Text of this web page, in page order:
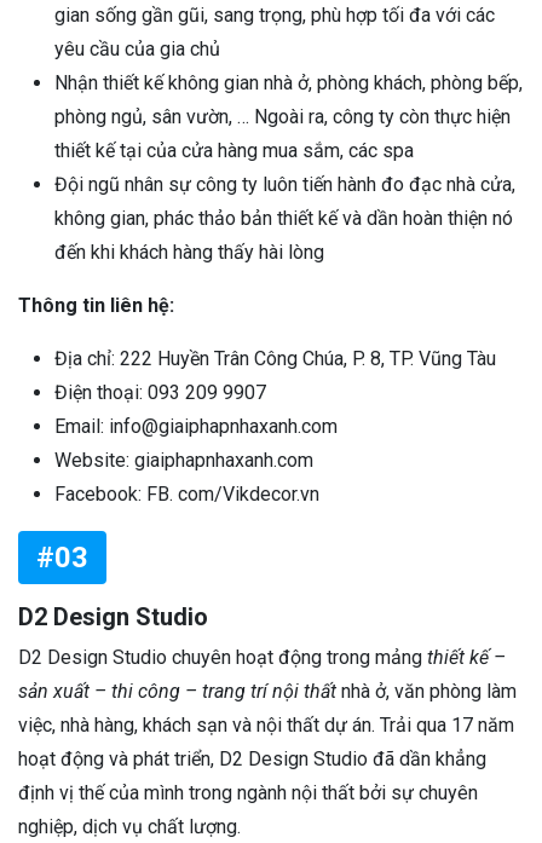
gian sống gần gũi, sang trọng, phù hợp tối đa với các
yêu cầu của gia chủ
Nhận thiết kế không gian nhà ở, phòng khách, phòng bếp,
phòng ngủ, sân vườn, … Ngoài ra, công ty còn thực hiện
thiết kế tại của cửa hàng mua sắm, các spa
Đội ngũ nhân sự công ty luôn tiến hành đo đạc nhà cửa,
không gian, phác thảo bản thiết kế và dần hoàn thiện nó
đến khi khách hàng thấy hài lòng
Thông tin liên hệ:
Địa chỉ: 222 Huyền Trân Công Chúa, P. 8, TP. Vũng Tàu
Điện thoại: 093 209 9907
Email: info@giaiphapnhaxanh.com
Website: giaiphapnhaxanh.com
Facebook: FB. com/Vikdecor.vn
#03
D2 Design Studio
D2 Design Studio chuyên hoạt động trong mảng thiết kế –
sản xuất – thi công – trang trí nội thất nhà ở, văn phòng làm
việc, nhà hàng, khách sạn và nội thất dự án. Trải qua 17 năm
hoạt động và phát triển, D2 Design Studio đã dần khẳng
định vị thế của mình trong ngành nội thất bởi sự chuyên
nghiệp, dịch vụ chất lượng.